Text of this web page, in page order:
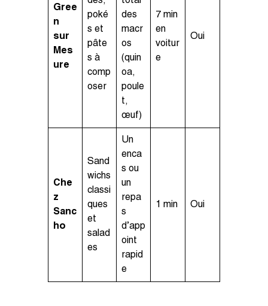
Gree
n
sur
Mes
ure
poké
s et
pâte
s à
comp
oser
des
macr
os
(quin
oa,
poule
t,
œuf)
7 min
en
voitur
e
Oui
Che
z
Sanc
ho
Sand
wichs
classi
ques
et
salad
es
Un
enca
s ou
un
repa
s
d’app
oint
rapid
e
1 min Oui